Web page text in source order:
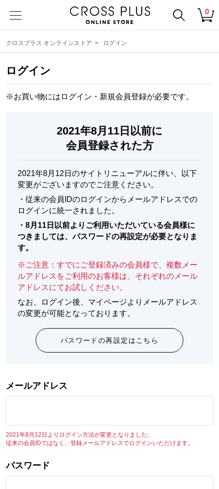
0
クロスプラス オンラインストア > ログイン
ログイン
※お買い物にはログイン・ 新規会員登録が必要です。
2021年8月11日以前に
会員登録された方
2021年8月12日のサイトリニューアルに伴い、以下
変更がございますのでご注意ください。
・ 従来の会員IDのログインからメールアドレスでの
ログインに統一されました。
・ 8月11日以前よりご利用いただいている会員様に
つきましては、パスワードの再設定が必要となりま
す。
※ご注意：すでにご登録済みの会員様で、複数メー
ルアドレスをご利用のお客様は、それぞれのメール
アドレスにてお試しください。
なお、ログイン後、マイページよりメールアドレス
の変更が可能となっております。
パスワードの再設定はこちら
メールアドレス
2021年8月12日よりログイン方法が変更となりました。
従来の会員IDではなく、登録メールアドレスでログインいただけます。
パスワード